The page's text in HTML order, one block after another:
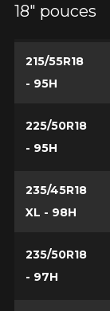
18" pouces
215/55R18
- 95H
225/50R18
- 95H
235/45R18
XL - 98H
235/50R18
- 97H